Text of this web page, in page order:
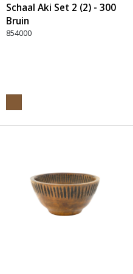
Schaal Aki Set 2 (2) - 300
Bruin
854000